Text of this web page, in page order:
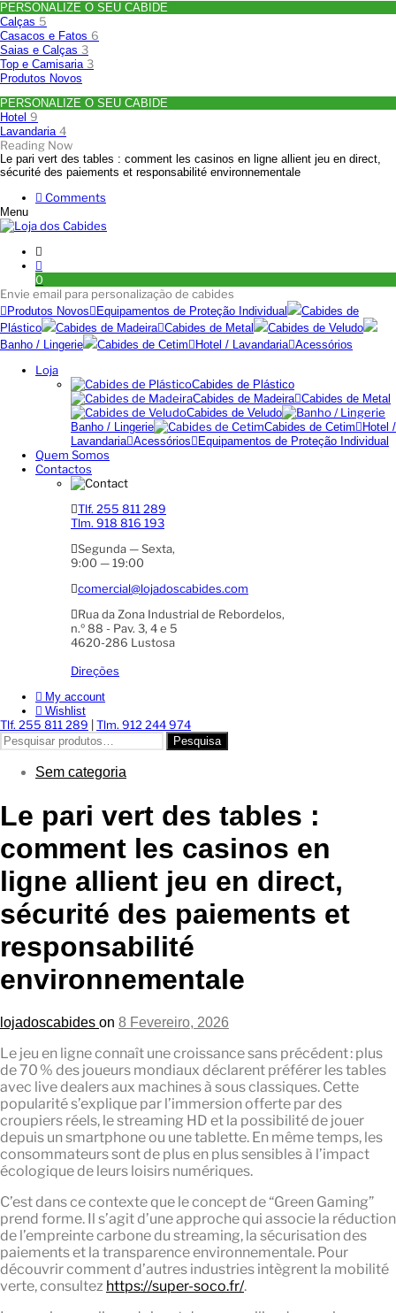
PERSONALIZE O SEU CABIDE
Calças 5
Casacos e Fatos 6
Saias e Calças 3
Top e Camisaria 3
Produtos Novos
PERSONALIZE O SEU CABIDE
Hotel 9
Lavandaria 4
Reading Now
Le pari vert des tables : comment les casinos en ligne allient jeu en direct,
sécurité des paiements et responsabilité environnementale
Comments
Menu
0
Envie email para personalização de cabides
Produtos Novos Equipamentos de Proteção Individual
Cabides de
Plástico
Cabides de Madeira Cabides de Metal
Cabides de Veludo
Banho / Lingerie
Cabides de Cetim Hotel / Lavandaria Acessórios
Loja
Cabides de Plástico
Cabides de Madeira Cabides de Metal
Cabides de Veludo
Banho / Lingerie
Cabides de Cetim
Hotel /
Lavandaria Acessórios Equipamentos de Proteção Individual
Quem Somos
Contactos
Tlf. 255 811 289
Tlm. 918 816 193
Segunda — Sexta,
9:00 — 19:00
comercial@lojadoscabides.com
Rua da Zona Industrial de Rebordelos,
n.º 88 - Pav. 3, 4 e 5
4620-286 Lustosa
Direções
My account
Wishlist
Tlf. 255 811 289 Tlm. 912 244 974
Pesquisar
por:
Pesquisa
Sem categoria
Le pari vert des tables :
comment les casinos en
ligne allient jeu en direct,
sécurité des paiements et
responsabilité
environnementale
lojadoscabides on 8 Fevereiro, 2026
Le jeu en ligne connaît une croissance sans précédent : plus
de 70 % des joueurs mondiaux déclarent préférer les tables
avec live dealers aux machines à sous classiques. Cette
popularité s’explique par l’immersion offerte par des
croupiers réels, le streaming HD et la possibilité de jouer
depuis un smartphone ou une tablette. En même temps, les
consommateurs sont de plus en plus sensibles à l’impact
écologique de leurs loisirs numériques.
C’est dans ce contexte que le concept de “Green Gaming”
prend forme. Il s’agit d’une approche qui associe la réduction
de l’empreinte carbone du streaming, la sécurisation des
paiements et la transparence environnementale. Pour
découvrir comment d’autres industries intègrent la mobilité
verte, consultez https://super-soco.fr/.